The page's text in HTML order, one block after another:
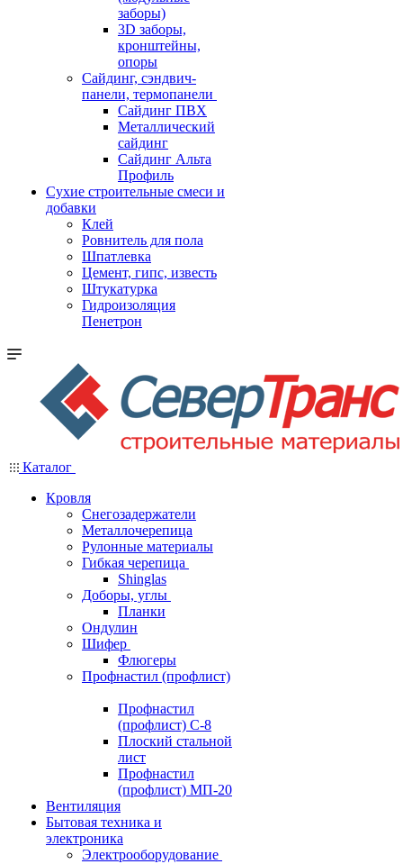
заборы)
3D заборы,
кронштейны,
опоры
Cайдинг, сэндвич-
панели, термопанели
Сайдинг ПВХ
Металлический
сайдинг
Сайдинг Альта
Профиль
Сухие строительные смеси и
добавки
Клей
Ровнитель для пола
Шпатлевка
Цемент, гипс, известь
Штукатурка
Гидроизоляция
Пенетрон
Каталог
Кровля
Снегозадержатели
Металлочерепица
Рулонные материалы
Гибкая черепица
Shinglas
Доборы, углы
Планки
Ондулин
Шифер
Флюгеры
Профнастил (профлист)
Профнастил
(профлист) С-8
Плоский стальной
лист
Профнастил
(профлист) МП-20
Вентиляция
Бытовая техника и
электроника
Электрооборудование